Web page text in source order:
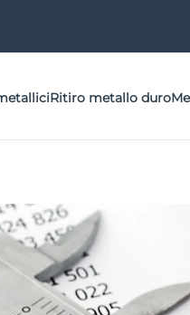
Ritiro metallo duro